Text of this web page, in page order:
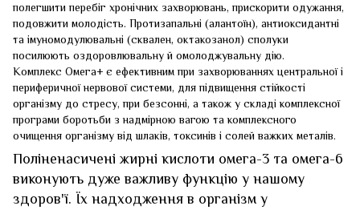
полегшити перебіг хронічних захворювань, прискорити одужання,
подовжити молодість. Протизапальні (алантоїн), антиоксидантні
та імуномодулювальні (сквален, октакозанол) сполуки
посилюють оздоровлювальну й омолоджувальну дію.
Комплекс Омега+ є ефективним при захворюваннях центральної і
периферичної нервової системи, для підвищення стійкості
організму до стресу, при безсонні, а також у складі комплексної
програми боротьби з надмірною вагою та комплексного
очищення організму від шлаків, токсинів і солей важких металів.
Поліненасичені жирні кислоти омега-3 та омега-6
виконують дуже важливу функцію у нашому
здоров'ї. Їх надходження в організм у